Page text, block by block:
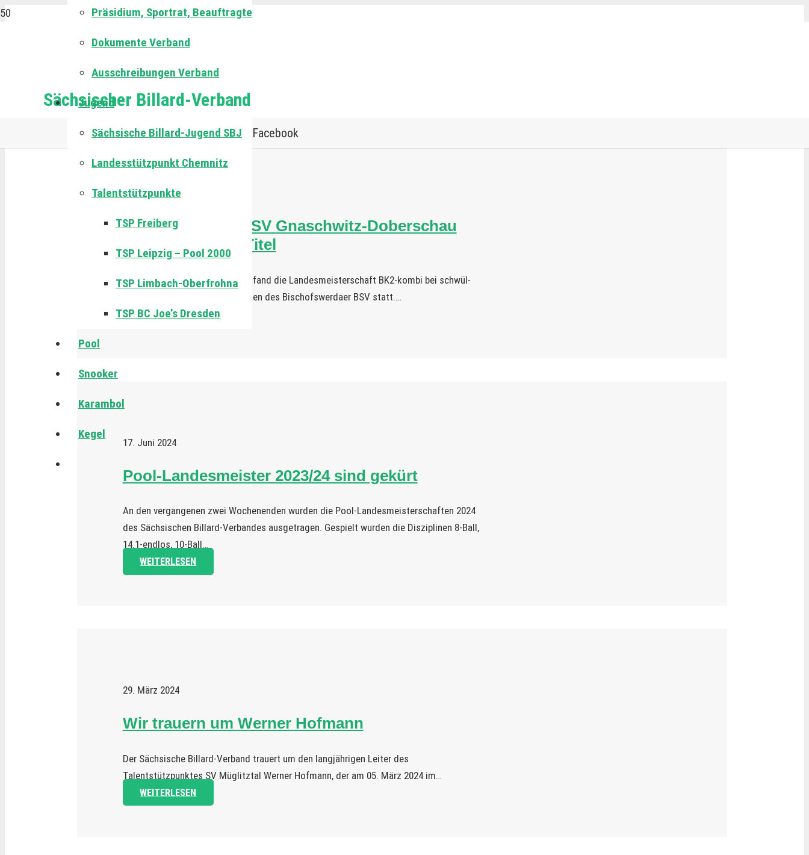
Sächsischer Billard-Verband
Präsidium, Sportrat, Beauftragte
Dokumente Verband
Ausschreibungen Verband
Jugend
Sächsische Billard-Jugend SBJ
Landesstützpunkt Chemnitz
Talentstützpunkte
TSP Freiberg
TSP Leipzig – Pool 2000
TSP Limbach-Oberfrohna
TSP BC Joe’s Dresden
Pool
Snooker
Karambol
Kegel
Facebook
3. Juli 2024
Jens Hutnik vom SV Gnaschwitz-Doberschau
sichert sich den Titel
Am Sonntag, den 30. Juni 2024, fand die Landesmeisterschaft BK2-kombi bei schwül-
heißen 33°C in den Vereinsräumen des Bischofswerdaer BSV statt.…
WEITERLESEN
17. Juni 2024
Pool-Landesmeister 2023/24 sind gekürt
An den vergangenen zwei Wochenenden wurden die Pool-Landesmeisterschaften 2024
des Sächsischen Billard-Verbandes ausgetragen. Gespielt wurden die Disziplinen 8-Ball,
14.1-endlos, 10-Ball…
WEITERLESEN
29. März 2024
Wir trauern um Werner Hofmann
Der Sächsische Billard-Verband trauert um den langjährigen Leiter des
Talentstützpunktes SV Müglitztal Werner Hofmann, der am 05. März 2024 im…
WEITERLESEN